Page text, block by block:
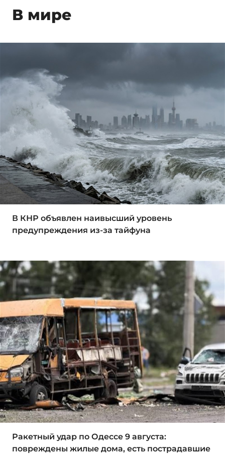
В мире
В КНР объявлен наивысший уровень
предупреждения из-за тайфуна
Ракетный удар по Одессе 9 августа:
повреждены жилые дома, есть пострадавшие